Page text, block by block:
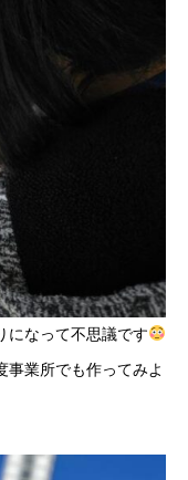
になって不思議です
事業所でも作ってみよ